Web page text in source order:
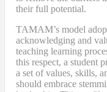
their full potential.
TAMAM’s model
acknowledging and
teaching learning
this respect, a student
a set of values, skills,
should embrace